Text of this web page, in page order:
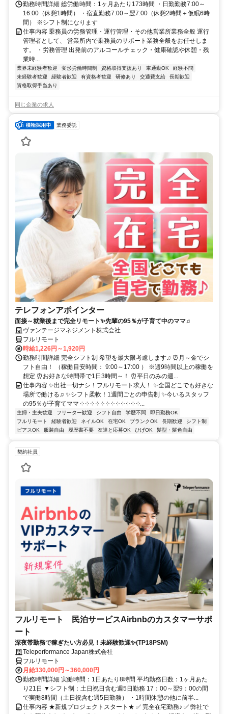
勤務時間詳細 総労働時間：1ヶ月あたり173時間 ・日勤勤務7:00～
16:00（休憩1時間） ・宿直勤務7:00～翌7:00（休憩2時間＋仮眠6時
間） ※シフト制になります
仕事内容 乗務員の労務管理・運行管理・その他営業所業務全般 運行
管理者として、 営業所内で乗務員のサポート業務全般をお任せしま
す。 ・労務管理 出発前のアルコールチェック・健康確認や休憩・残
業時...
業界未経験者歓迎 変形労働時間制 資格取得支援あり 車通勤OK
経験不問
未経験者歓迎
経験者歓迎 有資格者歓迎 研修あり 交通費支給
長期歓迎
資格取得手当あり
同じ企業の求人
業務委託
テレフォンアポインター
面接～就業後まで完全リモート✨先輩の95％が子育て中のママ♫
ヴァンテージマネジメント株式会社
フルリモート
時給1,226円～1,920円
勤務時間詳細 完全シフト制 希望を最大限考慮します♫ ⏰月～金でシ
フト自由！ （稼働目安時間： 9:00～17:00 ） ※週9時間以上の稼働を
想定 ⏰お好きな時間帯で1日3時間～！ ⏰平日のみの週...
仕事内容 ✨出社一切ナシ！フルリモート求人！ ✨全国どこでも好きな
場所で働ける♫ ✨シフト柔軟！1週間ごとの申告制 ✨今いるスタッフ
の95％が子育てママ ༶ ༶ ༶ ༶ ༶ ༶ ༶ ༶ ༶ ༶ ༶ ༶...
主婦・主夫歓迎 フリーター歓迎 シフト自由 学歴不問
即日勤務OK
フルリモート
経験者歓迎 ネイルOK 在宅OK ブランクOK 長期歓迎
シフト制
ピアスOK
服装自由 履歴書不要 友達と応募OK ひげOK 髪型・髪色自由
契約社員
フルリモート 民泊サービスAirbnbのカスタマーサポ
ート
深夜帯勤務で稼ぎたい方必見！未経験歓迎✨(TP18PSM)
Teleperformance Japan株式会社
フルリモート
月給330,000円～360,000円
勤務時間詳細 実働時間：1日あたり8時間 平均勤務日数：1ヶ月あた
り21日 ▼シフト制：土日祝日含む週5日勤務 17：00～翌9：00の間
で実働8時間（土日祝含む週5日勤務） ・1時間休憩の他に前半...
仕事内容 ★新規プロジェクトスタート★ ✅ 完全在宅勤務♪ ✅ 弊社で